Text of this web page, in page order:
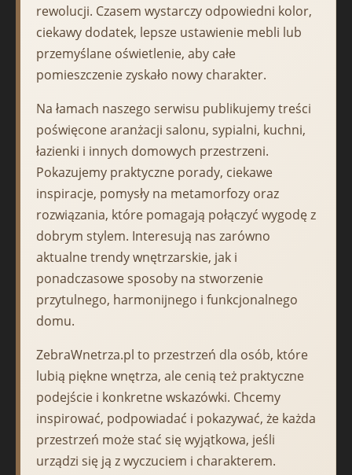
rewolucji. Czasem wystarczy odpowiedni kolor,
ciekawy dodatek, lepsze ustawienie mebli lub
przemyślane oświetlenie, aby całe
pomieszczenie zyskało nowy charakter.
Na łamach naszego serwisu publikujemy treści
poświęcone aranżacji salonu, sypialni, kuchni,
łazienki i innych domowych przestrzeni.
Pokazujemy praktyczne porady, ciekawe
inspiracje, pomysły na metamorfozy oraz
rozwiązania, które pomagają połączyć wygodę z
dobrym stylem. Interesują nas zarówno
aktualne trendy wnętrzarskie, jak i
ponadczasowe sposoby na stworzenie
przytulnego, harmonijnego i funkcjonalnego
domu.
ZebraWnetrza.pl to przestrzeń dla osób, które
lubią piękne wnętrza, ale cenią też praktyczne
podejście i konkretne wskazówki. Chcemy
inspirować, podpowiadać i pokazywać, że każda
przestrzeń może stać się wyjątkowa, jeśli
urządzi się ją z wyczuciem i charakterem.